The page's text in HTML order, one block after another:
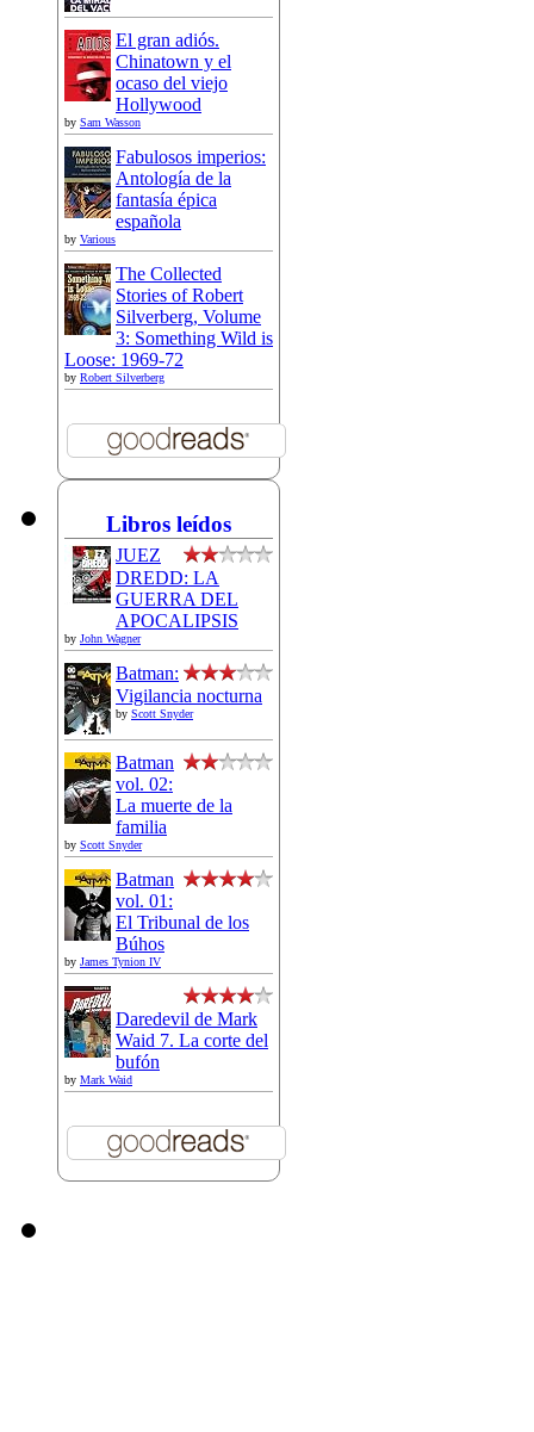
El gran adiós.
Chinatown y el
ocaso del viejo
Hollywood
by Sam Wasson
Fabulosos imperios:
Antología de la
fantasía épica
española
by Various
The Collected
Stories of Robert
Silverberg, Volume
3: Something Wild is
Loose: 1969-72
by Robert Silverberg
Libros leídos
JUEZ
DREDD: LA
GUERRA DEL
APOCALIPSIS
by John Wagner
Batman:
Vigilancia nocturna
by Scott Snyder
Batman
vol. 02:
La muerte de la
familia
by Scott Snyder
Batman
vol. 01:
El Tribunal de los
Búhos
by James Tynion IV
Daredevil de Mark
Waid 7. La corte del
bufón
by Mark Waid